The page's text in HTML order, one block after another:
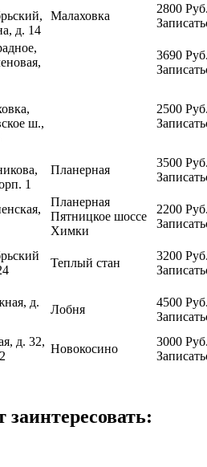
д. 14
Малаховка
2800
3690
ш.,
2500
1
Планерная
3500
Планерная
Пятницкое шоссе
Химки
2200
Теплый стан
3200
д.
Лобня
4500
д. 32,
Новокосино
3000